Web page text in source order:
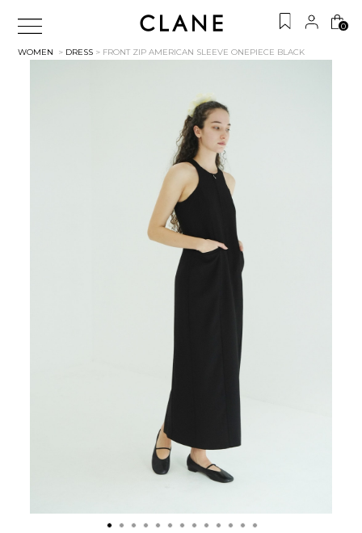
0
WOMEN > DRESS > FRONT ZIP AMERICAN SLEEVE ONEPIECE BLACK